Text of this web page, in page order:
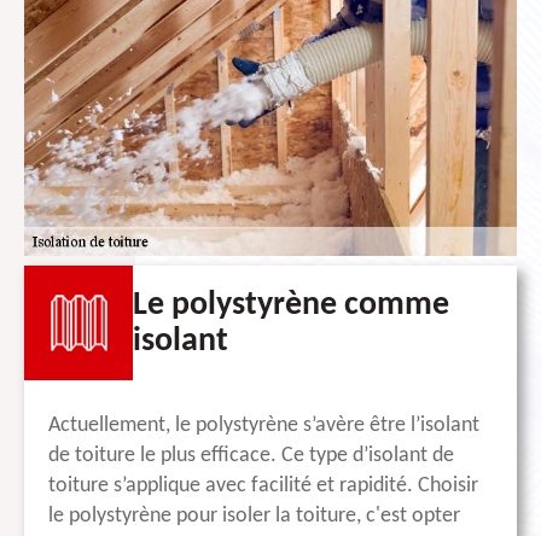
Le polystyrène comme
isolant
Actuellement, le polystyrène s’avère être l’isolant
de toiture le plus efficace. Ce type d’isolant de
toiture s’applique avec facilité et rapidité. Choisir
le polystyrène pour isoler la toiture, c'est opter